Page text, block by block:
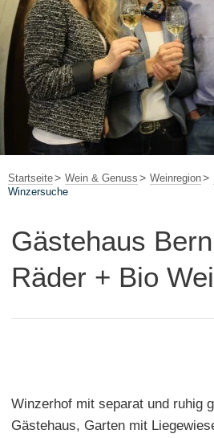
Buchung &
ShopRheinhessen-Blog
Startseite Wein & Genuss Weinregion
Winzersuche
Gästehaus
Räder + Bio
Winzerhof mit separat und ruhig
Gästehaus, Garten mit